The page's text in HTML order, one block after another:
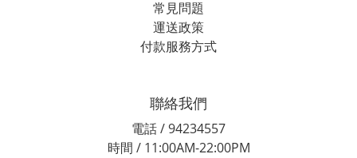
常見問題
運送政策
付款服務方式
聯絡我們
電話 / 94234557
時間 / 11:00AM-22:00PM